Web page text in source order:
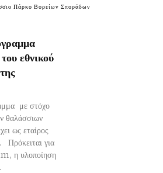
εθνικού
με στόχο
θαλάσσιων
ως εταίρος
Πρόκειται για
η υλοποίηση
Πάρκο Βορείων Σποράδων